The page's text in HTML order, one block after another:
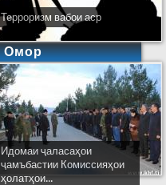
Терроризм вабои аср
Омор
Идомаи ҷаласаҳои
ҷамъбастии Комиссияҳои
ҳолатҳои...